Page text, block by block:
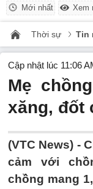
Mới nhất Xem
Thời sự Tin
Cập nhật lúc 11:06
Mẹ
xăng, đốt
(VTC News) -
cảm với
chồng mang